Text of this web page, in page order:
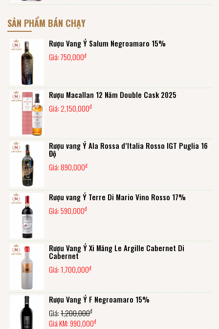
SẢN PHẨM BÁN CHẠY
Rượu Vang Ý Salum Negroamaro 15%
Giá:750,000đ
Rượu Macallan 12 Năm Double Cask 2025
Giá: 2,150,000đ
Rượu vang Ý Ala Rossa d’Italia Rosso IGT Puglia 16
Độ
Giá:890,000đ
Rượu vang Ý Terre Di Mario Vino Rosso 17%
Giá:590,000đ
Rượu Vang Ý Xi Măng Le Argille Cabernet Di
Cabernet
Giá: 1,700,000đ
Rượu Vang Ý F Negroamaro 15%
Giá:1,200,000đ
Giá KM:990,000đ